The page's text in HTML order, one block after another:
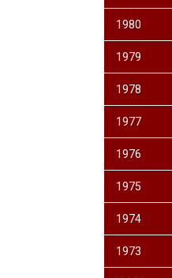
1980
1979
1978
1977
1976
1975
1974
1973